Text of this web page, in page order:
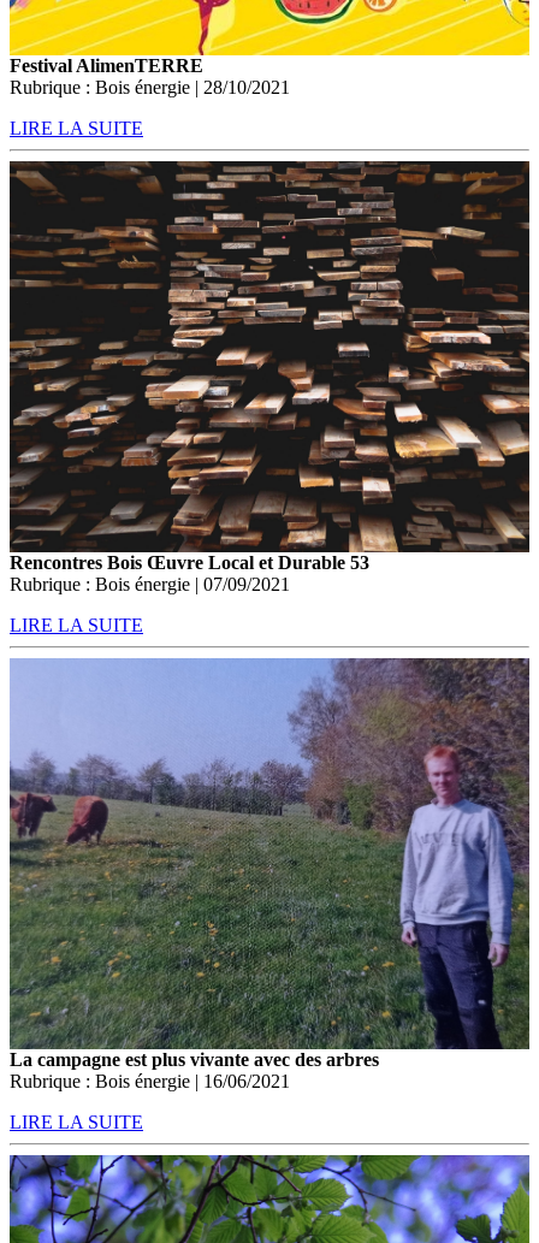
Festival AlimenTERRE
Rubrique : Bois énergie | 28/10/2021
LIRE LA SUITE
Rencontres Bois Œuvre Local et Durable 53
Rubrique : Bois énergie | 07/09/2021
LIRE LA SUITE
La campagne est plus vivante avec des arbres
Rubrique : Bois énergie | 16/06/2021
LIRE LA SUITE